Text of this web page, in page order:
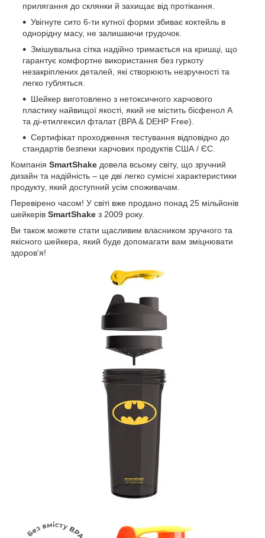
прилягання до склянки й захищає від протікання.
Увігнуте сито 6-ти кутної форми збиває коктейль в
однорідну масу, не залишаючи грудочок.
Змішувальна сітка надійно тримається на кришці, що
гарантує комфортне використання без гуркоту
незакріплених деталей, які створюють незручності та
легко губляться.
Шейкер виготовлено з нетоксичного харчового
пластику найвищої якості, який не містить бісфенол А
та ді-етилгексил фталат (BPA & DEHP Free).
Сертифікат проходження тестування відповідно до
стандартів безпеки харчових продуктів США / ЄС.
Компанія SmartShake довела всьому світу, що зручний
дизайн та надійність – це дві легко сумісні характеристики
продукту, який доступний усім споживачам.
Перевірено часом! У світі вже продано понад 25 мільйонів
шейкерів SmartShake з 2009 року.
Ви також можете стати щасливим власником зручного та
якісного шейкера, який буде допомагати вам зміцнювати
здоров'я!